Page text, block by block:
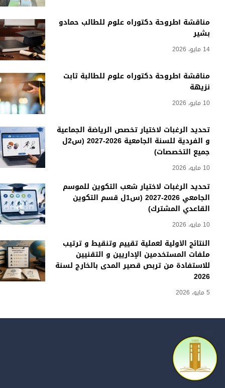
مناقشة أطروحة دكتوراه علوم للطالب حمادو
بشير
14 مايو، 2026
مناقشة أطروحة دكتوراه علوم للطالبة ثابت
نزيهة
10 مايو، 2026
تحديد الرغبات لاختيار تخصص الرياضة الجماعية
و الفردية للسنة الجامعية 2026-2027 (س2ل
جميع التخصصات)
10 مايو، 2026
تحديد الرغبات لاختيار شعب التكوين للموسم
الجامعي 2026-2027 (س1ل قسم التكوين
القاعدي المشترك)
10 مايو، 2026
النتائج الأولية لعملية تقييم وتنقيط و ترتيب
ملفات المستخدمين الإداريين و التقنيين
للاستفادة من تربص قصير المدى بالخارج لسنة
2026
5 مايو، 2026